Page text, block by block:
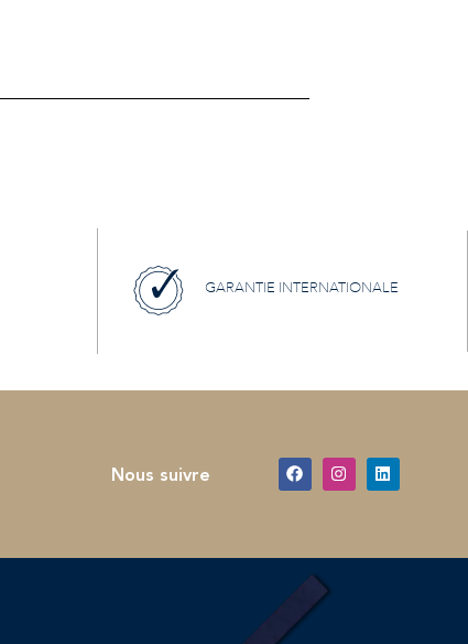
GARANTIE INTERNATIONALE
Nous suivre